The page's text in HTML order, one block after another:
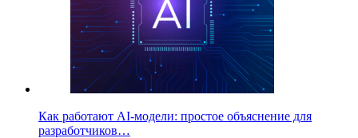
Как работают AI-модели: простое объяснение для
разработчиков…